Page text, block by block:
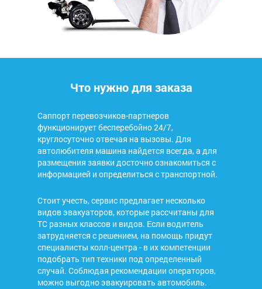
Что нужно для заказа
Саппорт перевозчиков-партнеров
функционирует бесперебойно 24/7,
круглосуточно отвечая на вызовы. Для
автолюбителя машина найдется всегда, а для
размещения заявки досточно ознакомиться с
информацией и определиться с транспортной.
Стоит учесть, сервис предлагает несколько
видов эвакуаторов, которые рассчитаны для
ТС разных классов и видов. Если водитель
затрудняется с решением, на помощь придут
специалисты колл-центра - в их компетенции
подобрать тип техники под определенный
случай. Соблюдая рекомендации операторов,
можно выгодно эвакуировать автомобиль.